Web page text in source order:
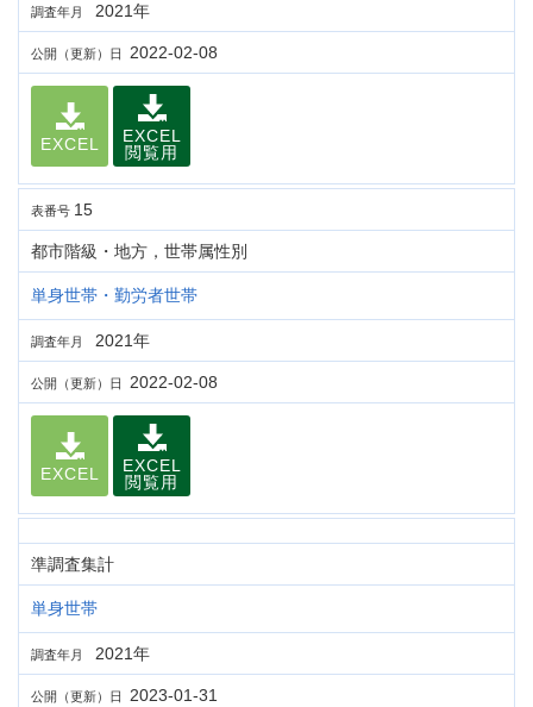
調査年月 2021年
公開（更新）日 2022-02-08
EXCEL
EXCEL
閲覧用
表番号 15
都市階級・地方，世帯属性別
単身世帯・勤労者世帯
調査年月 2021年
公開（更新）日 2022-02-08
EXCEL
EXCEL
閲覧用
準調査集計
単身世帯
調査年月 2021年
公開（更新）日 2023-01-31